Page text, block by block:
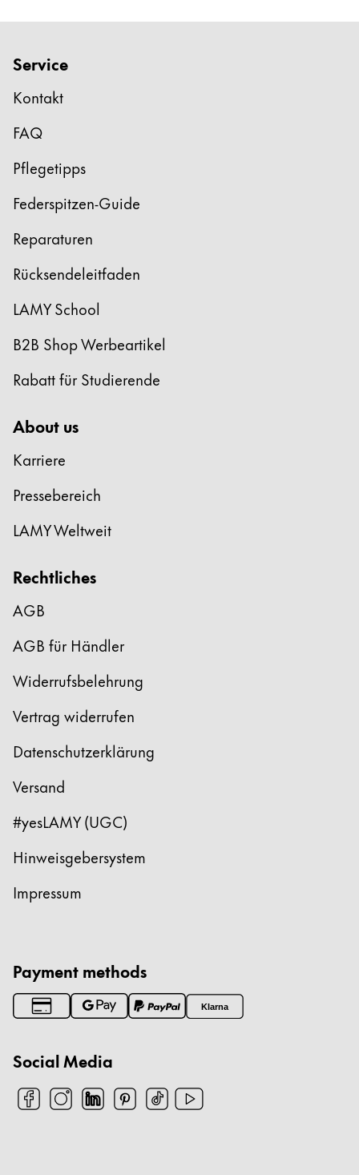
Service
Kontakt
FAQ
Pflegetipps
Federspitzen-Guide
Reparaturen
Rücksendeleitfaden
LAMY School
B2B Shop Werbeartikel
Rabatt für Studierende
About us
Karriere
Pressebereich
LAMY Weltweit
Rechtliches
AGB
AGB für Händler
Widerrufsbelehrung
Vertrag widerrufen
Datenschutzerklärung
Versand
#yesLAMY (UGC)
Hinweisgebersystem
Impressum
Payment methods
Klarna
Social Media